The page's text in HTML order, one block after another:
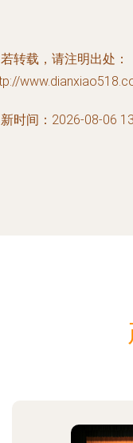
转载，请注明出处：
时间：2026-08-06